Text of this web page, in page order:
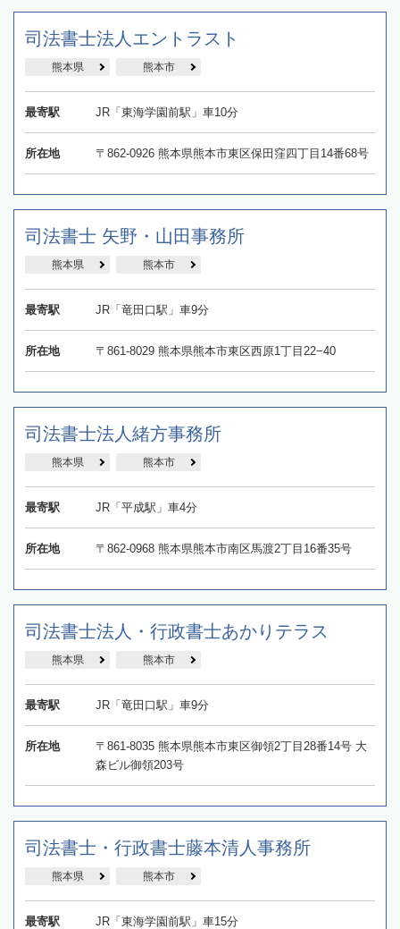
司法書士法人エントラスト
熊本県 熊本市
最寄駅 JR「東海学園前駅」車10分
所在地 〒862-0926 熊本県熊本市東区保田窪四丁目14番68号
司法書士 矢野・山田事務所
熊本県 熊本市
最寄駅 JR「竜田口駅」車9分
所在地 〒861-8029 熊本県熊本市東区西原1丁目22−40
司法書士法人緒方事務所
熊本県 熊本市
最寄駅 JR「平成駅」車4分
所在地 〒862-0968 熊本県熊本市南区馬渡2丁目16番35号
司法書士法人・行政書士あかりテラス
熊本県 熊本市
最寄駅 JR「竜田口駅」車9分
所在地
〒861-8035 熊本県熊本市東区御領2丁目28番14号 大
森ビル御領203号
司法書士・行政書士藤本清人事務所
熊本県 熊本市
最寄駅 JR「東海学園前駅」車15分